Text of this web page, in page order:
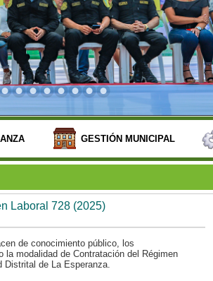
GESTIÓN MUNICIPAL
Laboral 728 (2025)
de conocimiento público, los
la modalidad de Contratación del Régimen
Distrital de La Esperanza.